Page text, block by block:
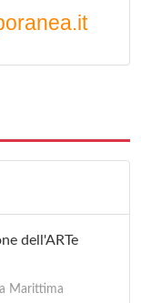
dell'ARTe
Marittima